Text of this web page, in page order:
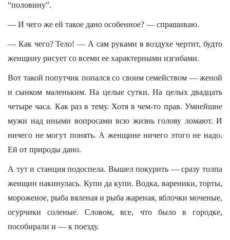
“половину”.
— И чего же ей такое дано особенное? — спрашиваю.
— Как чего? Тело! — А сам руками в воздухе чертит, будто
женщину рисует со всеми ее характерными изгибами.
Вот такой попутчик попался со своим семейством — женой
и сынком маленьким. На целые сутки. На целых двадцать
четыре часа. Как раз в тему. Хотя в чем-то прав. Умнейшие
мужи над иными вопросами всю жизнь голову ломают. И
ничего не могут понять. А женщине ничего этого не надо.
Ей от природы дано.
А тут и станция подоспела. Вышел покурить — сразу толпа
женщин накинулась. Купи да купи. Водка, вареники, торты,
мороженое, рыба вяленая и рыба жареная, яблочки моченые,
огурчики соленые. Словом, все, что было в городке,
пособирали и — к поезду.